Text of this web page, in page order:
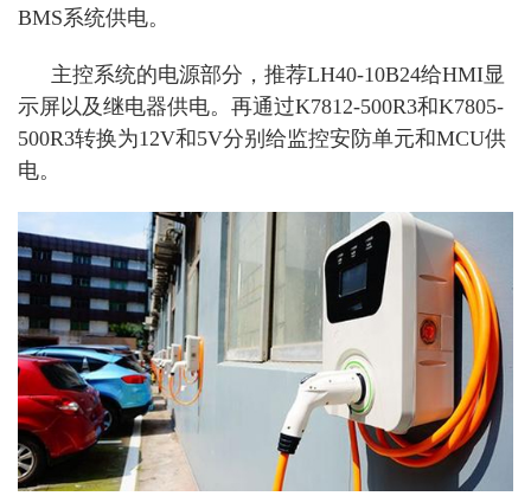
BMS系统供电。
主控系统的电源部分，推荐LH40-10B24给HMI显
示屏以及继电器供电。再通过K7812-500R3和K7805-
500R3转换为12V和5V分别给监控安防单元和MCU供
电。